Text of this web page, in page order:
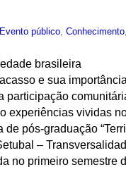
Evento público,Conhecimento,
brasileira
e sua
participação
experiências vividas
pós-graduação
–
no primeiro semestre